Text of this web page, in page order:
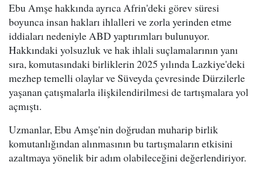
Ebu Amşe hakkında ayrıca Afrin'deki görev süresi
boyunca insan hakları ihlalleri ve zorla yerinden etme
iddiaları nedeniyle ABD yaptırımları bulunuyor.
Hakkındaki yolsuzluk ve hak ihlali suçlamalarının yanı
sıra, komutasındaki birliklerin 2025 yılında Lazkiye'deki
mezhep temelli olaylar ve Süveyda çevresinde Dürzilerle
yaşanan çatışmalarla ilişkilendirilmesi de tartışmalara yol
açmıştı.
Uzmanlar, Ebu Amşe'nin doğrudan muharip birlik
komutanlığından alınmasının bu tartışmaların etkisini
azaltmaya yönelik bir adım olabileceğini değerlendiriyor.